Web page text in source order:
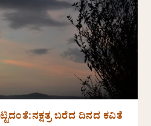
ಬರೆದ ದಿನದ ಕವಿತೆ